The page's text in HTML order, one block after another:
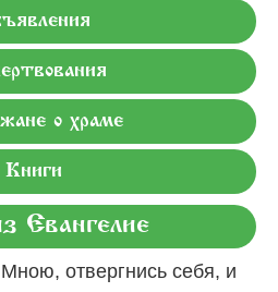
о храме
Книги
Евангелие
отвергнись себя, и